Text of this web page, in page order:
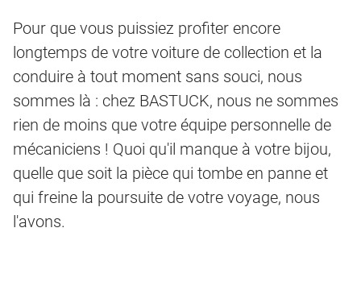
Pour que vous puissiez profiter encore
longtemps de votre voiture de collection et la
conduire à tout moment sans souci, nous
sommes là : chez BASTUCK, nous ne sommes
rien de moins que votre équipe personnelle de
mécaniciens ! Quoi qu'il manque à votre bijou,
quelle que soit la pièce qui tombe en panne et
qui freine la poursuite de votre voyage, nous
l'avons.